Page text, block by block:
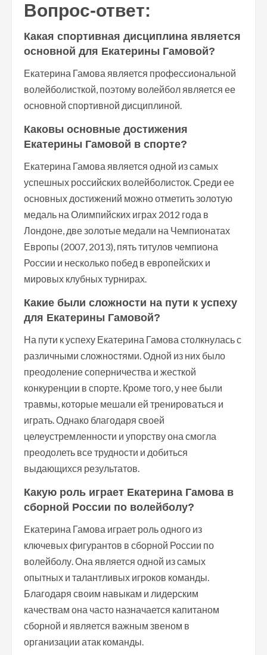
Вопрос-ответ:
Какая спортивная дисциплина является
основной для Екатерины Гамовой?
Екатерина Гамова является профессиональной
волейболисткой, поэтому волейбол является ее
основной спортивной дисциплиной.
Каковы основные достижения
Екатерины Гамовой в спорте?
Екатерина Гамова является одной из самых
успешных российских волейболисток. Среди ее
основных достижений можно отметить золотую
медаль на Олимпийских играх 2012 года в
Лондоне, две золотые медали на Чемпионатах
Европы (2007, 2013), пять титулов чемпиона
России и несколько побед в европейских и
мировых клубных турнирах.
Какие были сложности на пути к успеху
для Екатерины Гамовой?
На пути к успеху Екатерина Гамова столкнулась с
различными сложностями. Одной из них было
преодоление соперничества и жесткой
конкуренции в спорте. Кроме того, у нее были
травмы, которые мешали ей тренироваться и
играть. Однако благодаря своей
целеустремленности и упорству она смогла
преодолеть все трудности и добиться
выдающихся результатов.
Какую роль играет Екатерина Гамова в
сборной России по волейболу?
Екатерина Гамова играет роль одного из
ключевых фигурантов в сборной России по
волейболу. Она является одной из самых
опытных и талантливых игроков команды.
Благодаря своим навыкам и лидерским
качествам она часто назначается капитаном
сборной и является важным звеном в
организации атак команды.